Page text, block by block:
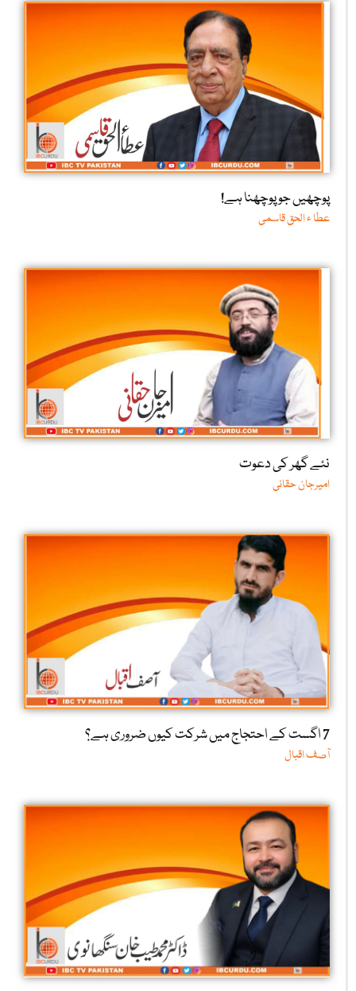
پوچھیں جو پوچھنا ہے!
عطا ء الحق قاسمی
نئے گھر کی دعوت
امیرجان حقانی
7 اگست کے احتجاج میں شرکت کیوں ضروری ہے؟
آصف اقبال